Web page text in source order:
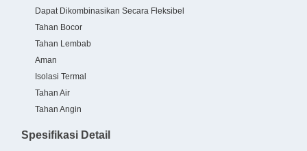
Dapat Dikombinasikan Secara Fleksibel
Tahan Bocor
Tahan Lembab
Aman
Isolasi Termal
Tahan Air
Tahan Angin
Spesifikasi Detail